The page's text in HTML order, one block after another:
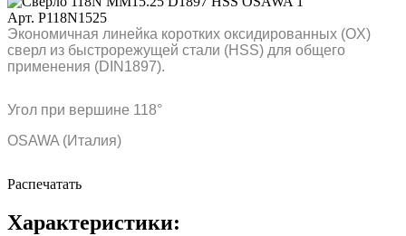
Арт. P118N1525
Экономичная линейка коротких оксидированных (OX)
сверл из быстрорежущей стали (HSS) для общего
применения (DIN1897).
Угол при вершине 118°
OSAWA (Италия)
Распечатать
Характеристики: